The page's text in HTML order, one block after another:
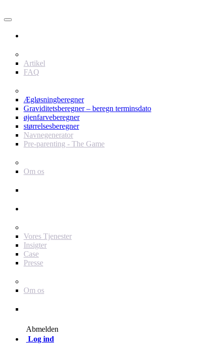
Artikel
FAQ
Ægløsningberegner
Graviditetsberegner – beregn terminsdato
øjenfarveberegner
størrelsesberegner
Navnegenerator
Pre-parenting - The Game
Om os
Vores Tjenester
Insigter
Case
Presse
Om os
Abmelden
Log ind